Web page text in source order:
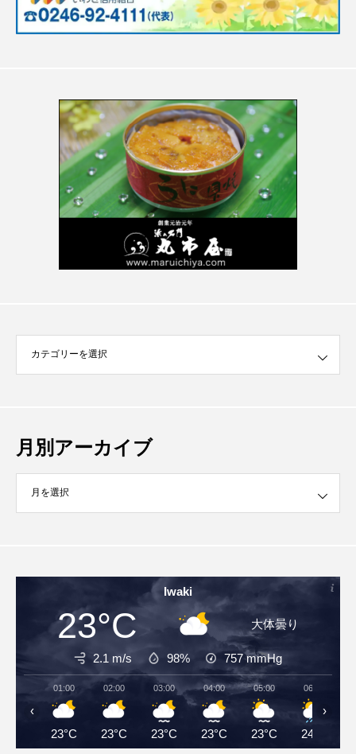
月別アーカイブ
ブ
Iwaki
23°C 大体曇り
2.1 m/s 98% 757mmHg
01:00
23°C
02:00
23°C
03:00
23°C
04:00
23°C
05:00
23°C
06:00
24°C
‹ ›